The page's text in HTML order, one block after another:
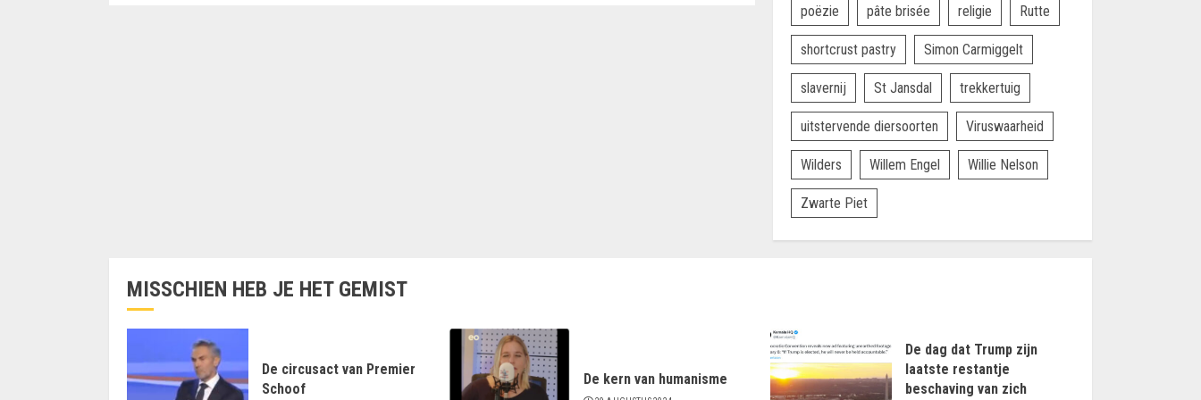
poëzie pâte brisée religie Rutte
shortcrust pastry Simon Carmiggelt
slavernij St Jansdal trekkertuig
uitstervende diersoorten Viruswaarheid
Wilders Willem Engel Willie Nelson
Zwarte Piet
MISSCHIEN HEB JE HET GEMIST
De circusact van Premier
Schoof
De kern van humanisme
De dag dat Trump zijn
laatste restantje
beschaving van zich